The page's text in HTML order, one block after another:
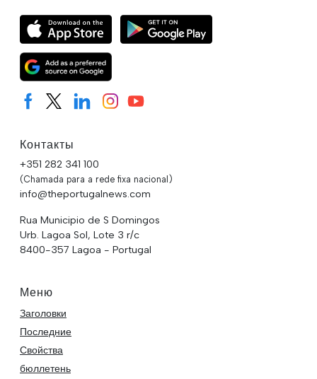
Контакты
+351 282 341 100
(Chamada para a rede fixa nacional)
info@theportugalnews.com
Rua Municipio de S Domingos
Urb. Lagoa Sol, Lote 3 r/c
8400-357 Lagoa - Portugal
Меню
Заголовки
Последние
Свойства
бюллетень